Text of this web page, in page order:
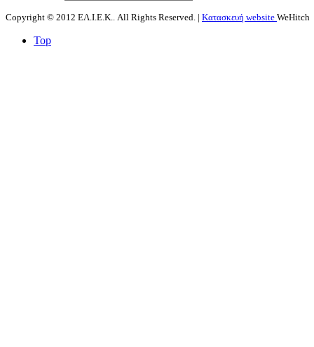
Copyright © 2012 ΕΛ.Ι.Ε.Κ.. All Rights Reserved. | Κατασκευή website WeHitch
Top